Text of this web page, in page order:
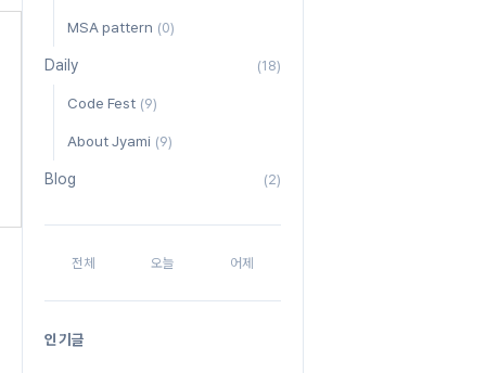
MSA pattern (0)
Daily (18)
Code Fest (9)
About Jyami (9)
Blog (2)
전체 오늘 어제